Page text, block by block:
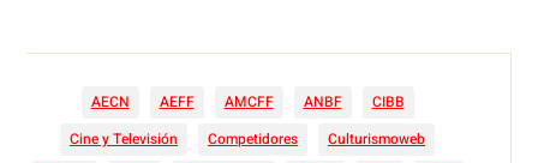
AECN AEFF AMCFF ANBF
CIBB
Cine y Televisión
Competidores
Culturismoweb